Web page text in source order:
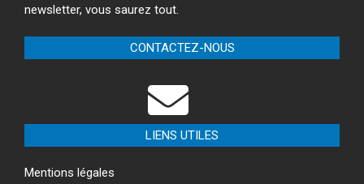
newsletter, vous saurez tout.
CONTACTEZ-NOUS
LIENS UTILES
Mentions légales